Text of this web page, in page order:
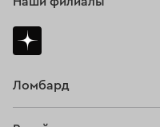
Ломбард